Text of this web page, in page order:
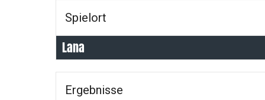
Spielort
Lana
Ergebnisse